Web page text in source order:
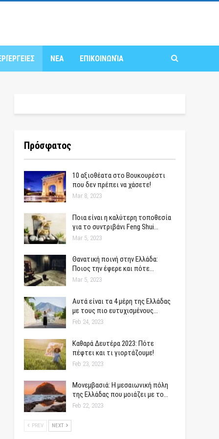
ΝΕΑ ΕΠΙΚΟΙΝΩΝΊΑ
Πρόσφατος
10 αξιοθέατα στο Βουκουρέστι
που δεν πρέπει να χάσετε!
Mar 8, 2023
Ποια είναι η καλύτερη τοποθεσία
για το συντριβάνι Feng Shui…
Mar 5, 2023
Θανατική ποινή στην Ελλάδα:
Ποιος την έφερε και πότε…
Mar 5, 2023
Αυτά είναι τα 4 μέρη της Ελλάδας
με τους πιο ευτυχισμένους…
Feb 24, 2023
Καθαρά Δευτέρα 2023: Πότε
πέφτει και τι γιορτάζουμε!
Feb 23, 2023
Μονεμβασιά: Η μεσαιωνική πόλη
της Ελλάδας που μοιάζει με το…
Feb 22, 2023
PREV NEXT